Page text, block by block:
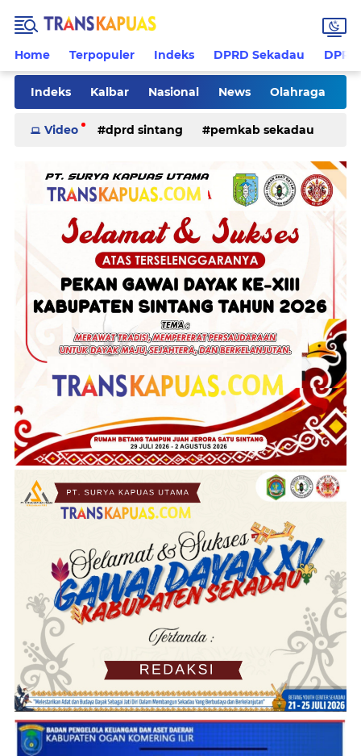
Home Terpopuler Indeks DPRD Sekadau
Indeks Kalbar Nasional News Olahraga
Pilkades Rohani Sanggau Sekadau
kriminal
Video dprd sintang pemkab sekadau